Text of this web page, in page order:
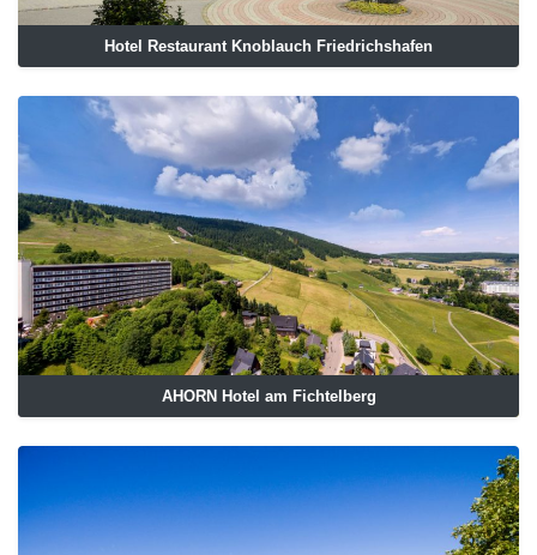
Hotel Restaurant Knoblauch Friedrichshafen
AHORN Hotel am Fichtelberg